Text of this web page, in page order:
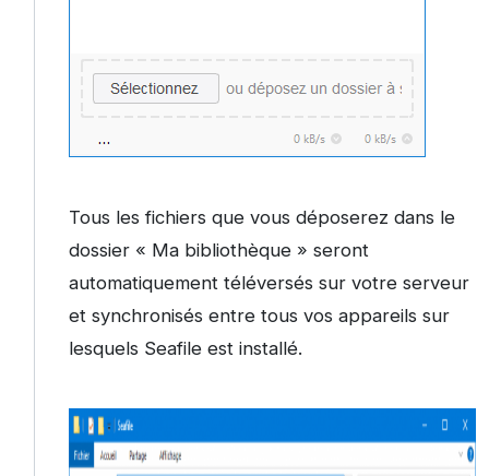
Tous les fichiers que vous déposerez dans le
dossier « Ma bibliothèque » seront
automatiquement téléversés sur votre serveur
et synchronisés entre tous vos appareils sur
lesquels Seafile est installé.